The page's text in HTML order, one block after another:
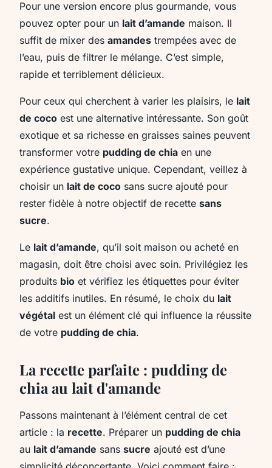
Pour une version encore plus gourmande, vous
pouvez opter pour un lait d’amande maison. Il
suffit de mixer des amandes trempées avec de
l’eau, puis de filtrer le mélange. C’est simple,
rapide et terriblement délicieux.
Pour ceux qui cherchent à varier les plaisirs, le lait
de coco est une alternative intéressante. Son goût
exotique et sa richesse en graisses saines peuvent
transformer votre pudding de chia en une
expérience gustative unique. Cependant, veillez à
choisir un lait de coco sans sucre ajouté pour
rester fidèle à notre objectif de recette sans
sucre.
Le lait d’amande, qu’il soit maison ou acheté en
magasin, doit être choisi avec soin. Privilégiez les
produits bio et vérifiez les étiquettes pour éviter
les additifs inutiles. En résumé, le choix du lait
végétal est un élément clé qui influence la réussite
de votre pudding de chia.
La recette parfaite : pudding de
chia au lait d'amande
Passons maintenant à l’élément central de cet
article : la recette. Préparer un pudding de chia
au lait d’amande sans sucre ajouté est d’une